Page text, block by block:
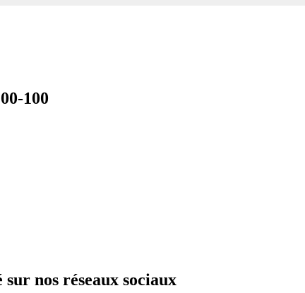
100
nos réseaux sociaux